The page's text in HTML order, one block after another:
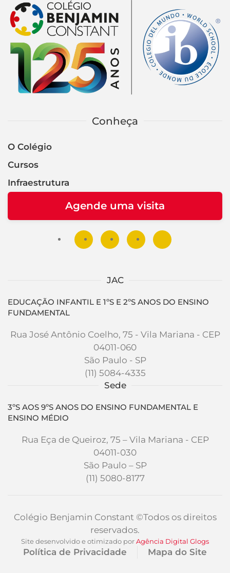
Conheça
O Colégio
Cursos
Infraestrutura
Agende uma visita
JAC
EDUCAÇÃO INFANTIL E 1ºS E 2ºS ANOS DO ENSINO
FUNDAMENTAL
Rua José Antônio Coelho, 75 - Vila Mariana - CEP
04011-060
São Paulo - SP
(11) 5084-4335
Sede
3ºS AOS 9ºS ANOS DO ENSINO FUNDAMENTAL E
ENSINO MÉDIO
Rua Eça de Queiroz, 75 – Vila Mariana - CEP
04011-030
São Paulo – SP
(11) 5080-8177
Colégio Benjamin Constant ©Todos os direitos
reservados.
Site desenvolvido e otimizado porAgência Digital Glogs
Política de Privacidade Mapa do Site